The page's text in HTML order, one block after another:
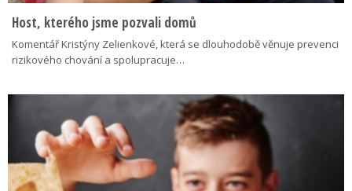
Host, kterého jsme pozvali domů
Komentář Kristýny Zelienkové, která se dlouhodobě věnuje prevenci
rizikového chování a spolupracuje…